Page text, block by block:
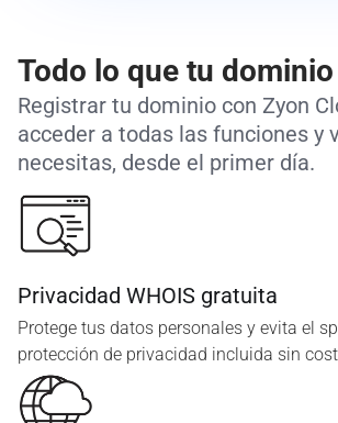
Todo lo que tu
Registrar tu dominio con Zyon
acceder a todas las funciones y
necesitas, desde el primer día.
Privacidad WHOIS gratuita
Protege tus datos personales y evita el
protección de privacidad incluida sin